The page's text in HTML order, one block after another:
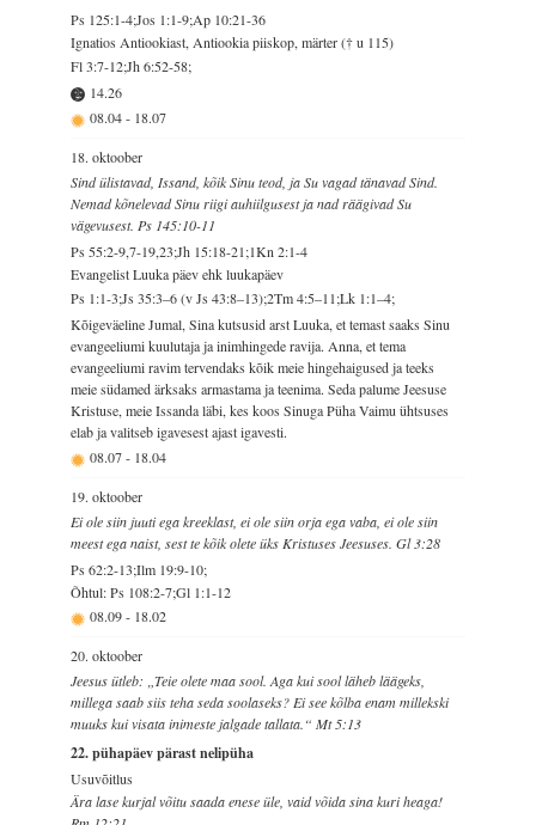
Ps 125:1-4;Jos 1:1-9;Ap 10:21-36
Ignatios Antiookiast, Antiookia piiskop, märter († u 115)
Fl 3:7-12;Jh 6:52-58;
14.26
08.04- 18.07
18. oktoober
Sind ülistavad, Issand, kõik Sinu teod, ja Su vagad tänavad Sind.
Nemad kõnelevad Sinu riigi auhiilgusest ja nad räägivad Su
vägevusest. Ps 145:10-11
Ps 55:2-9,7-19,23;Jh 15:18-21;1Kn 2:1-4
Evangelist Luuka päev ehk luukapäev
Ps 1:1-3;Js 35:3–6 (v Js 43:8–13);2Tm 4:5–11;Lk 1:1–4;
Kõigeväeline Jumal, Sina kutsusid arst Luuka, et temast saaks Sinu
evangeeliumi kuulutaja ja inimhingede ravija. Anna, et tema
evangeeliumi ravim tervendaks kõik meie hingehaigused ja teeks
meie südamed ärksaks armastama ja teenima. Seda palume Jeesuse
Kristuse, meie Issanda läbi, kes koos Sinuga Püha Vaimu ühtsuses
elab ja valitseb igavesest ajast igavesti.
08.07- 18.04
19. oktoober
Ei ole siin juuti ega kreeklast, ei ole siin orja ega vaba, ei ole siin
meest ega naist, sest te kõik olete üks Kristuses Jeesuses. Gl 3:28
Ps 62:2-13;Ilm 19:9-10;
Õhtul: Ps 108:2-7;Gl 1:1-12
08.09- 18.02
20. oktoober
Jeesus ütleb: „Teie olete maa sool. Aga kui sool läheb läägeks,
millega saab siis teha seda soolaseks? Ei see kõlba enam millekski
muuks kui visata inimeste jalgade tallata.“ Mt 5:13
22. pühapäev pärast nelipüha
Usuvõitlus
Ära lase kurjal võitu saada enese üle, vaid võida sina kuri heaga!